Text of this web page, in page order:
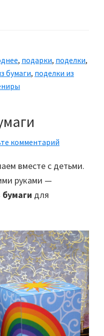
, подарки, поделки,
бумаги, поделки из
комментарий
вместе с детьми.
руками —
для